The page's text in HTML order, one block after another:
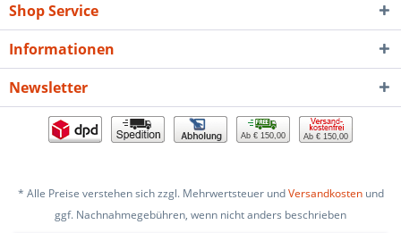
Shop Service
Informationen
Newsletter
Ab € 150,00 Ab € 150,00
* Alle Preise verstehen sich zzgl. Mehrwertsteuer undVersandkostenund
ggf. Nachnahmegebühren, wenn nicht anders beschrieben